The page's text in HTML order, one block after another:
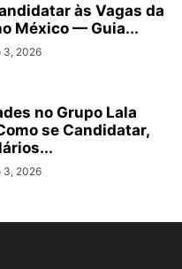
às Vagas da
México — Guia...
3, 2026
no Grupo Lala
se Candidatar,
3, 2026